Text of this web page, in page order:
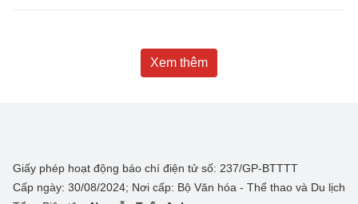
Xem thêm
Giấy phép hoạt động báo chí điện tử số: 237/GP-BTTTT
Cấp ngày: 30/08/2024; Nơi cấp: Bộ Văn hóa - Thể thao và Du lịch